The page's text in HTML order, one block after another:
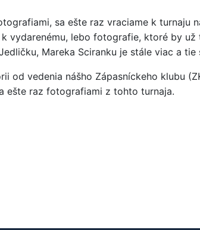
sa ešte raz vraciame k
vydarenému, lebo fotografie, ktoré by
Mareka Sciranku je stále viac a
vedenia nášho Zápasníckeho klubu
ešte raz fotografiami z tohto turnaja.